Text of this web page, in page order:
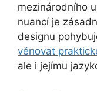
mezinárodního
nuancí je
designu
věnovat
ale i jejímu